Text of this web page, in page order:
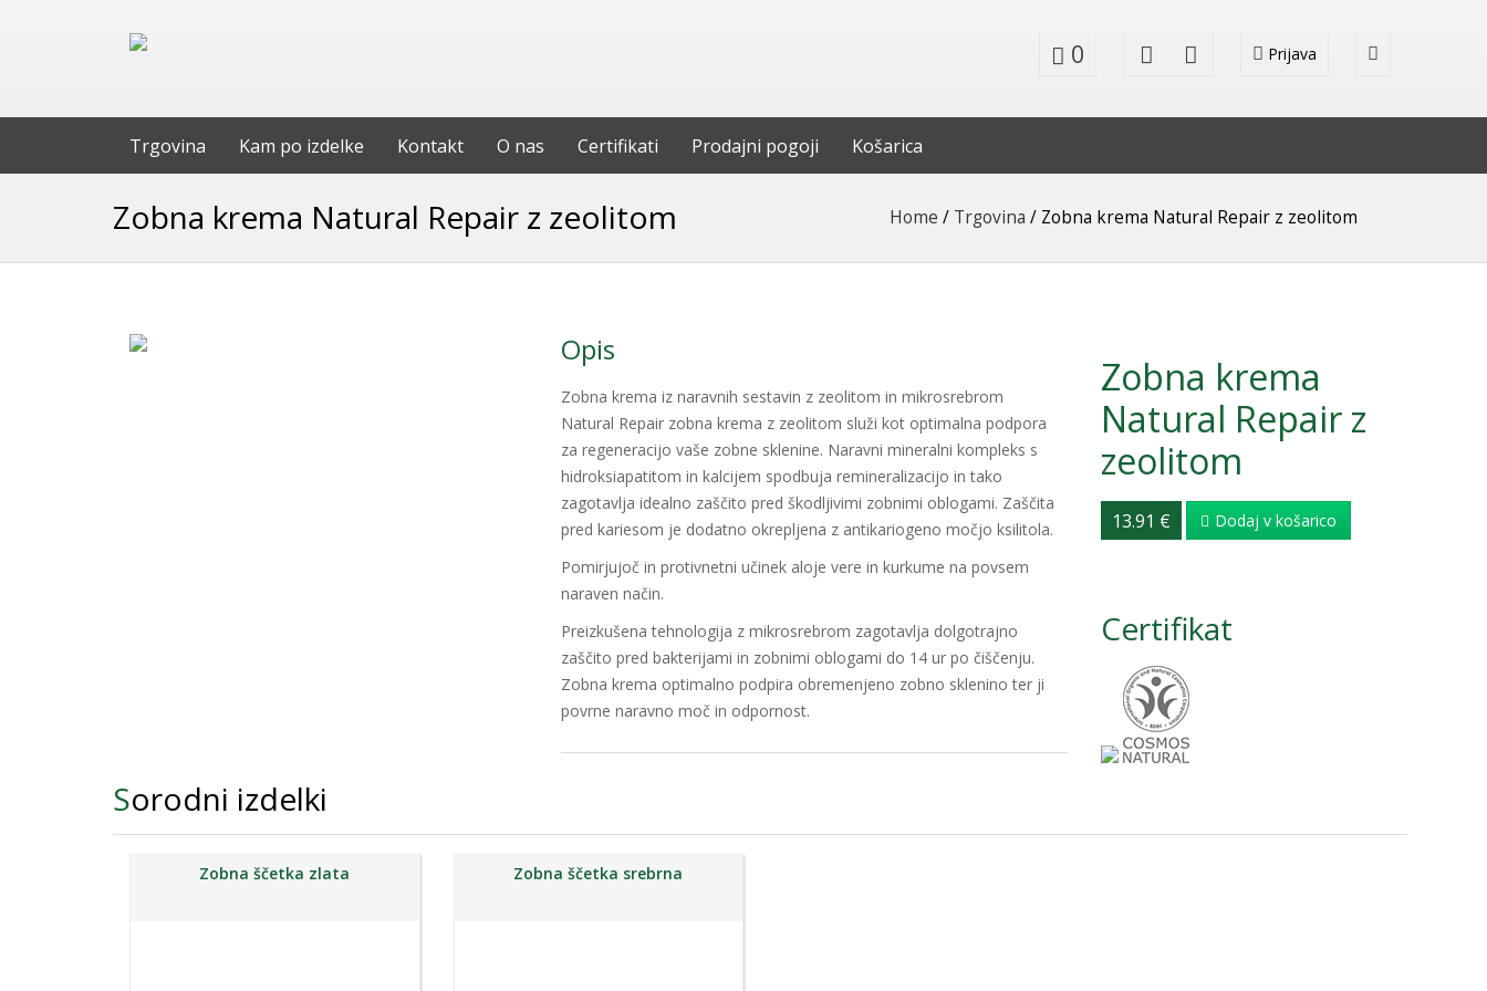
0 Prijava
Trgovina Kam po izdelke Kontakt O nas Certifikati Prodajni pogoji Košarica
Zobna krema Natural Repair z zeolitom Home / Trgovina / Zobna krema Natural Repair z zeolitom
Opis
Zobna krema iz naravnih sestavin z zeolitom in mikrosrebrom
Natural Repair zobna krema z zeolitom služi kot optimalna podpora
za regeneracijo vaše zobne sklenine. Naravni mineralni kompleks s
hidroksiapatitom in kalcijem spodbuja remineralizacijo in tako
zagotavlja idealno zaščito pred škodljivimi zobnimi oblogami. Zaščita
pred kariesom je dodatno okrepljena z antikariogeno močjo ksilitola.
Pomirjujoč in protivnetni učinek aloje vere in kurkume na povsem
naraven način.
Preizkušena tehnologija z mikrosrebrom zagotavlja dolgotrajno
zaščito pred bakterijami in zobnimi oblogami do 14 ur po čiščenju.
Zobna krema optimalno podpira obremenjeno zobno sklenino ter ji
povrne naravno moč in odpornost.
Zobna krema
Natural Repair z
zeolitom
13.91 € Dodaj v košarico
Certifikat
Sorodni izdelki
Zobna ščetka zlata Zobna ščetka srebrna